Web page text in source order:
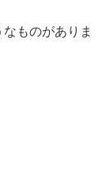
ものがありま